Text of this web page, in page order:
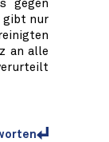
gegen
gibt nur
an alle